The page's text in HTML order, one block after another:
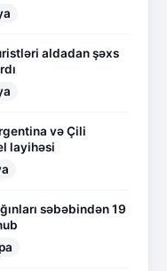
aldadan şəxs
və Çili
layihəsi
səbəbindən 19